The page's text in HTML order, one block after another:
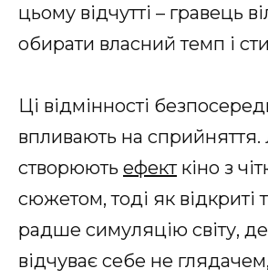
цьому відчутті – гравець
обирати власний темп і
Ці відмінності
впливають на сприйняття.
створюють ефекткіно з
сюжетом, тоді як відкриті
радше симуляцію світу,
відчуває себе не